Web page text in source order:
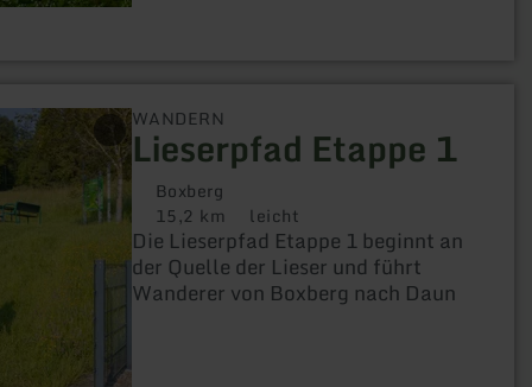
WANDERN
Lieserpfad Etappe 1
Boxberg
Distanz:
15,2 km Anforderung:
leicht
Die Lieserpfad Etappe 1 beginnt an
der Quelle der Lieser und führt
Wanderer von Boxberg nach Daun